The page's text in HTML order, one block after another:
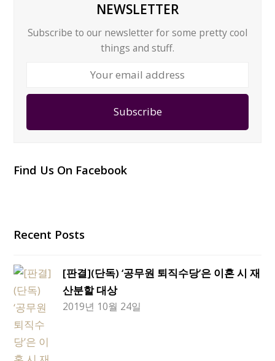
NEWSLETTER
Subscribe to our newsletter for some pretty cool
things and stuff.
Subscribe
Find Us On Facebook
Recent Posts
[판결](단독) ‘공무원 퇴직수당’은 이혼 시 재
산분할 대상
2019년 10월 24일